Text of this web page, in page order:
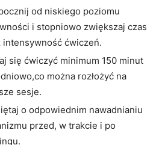
od niskiego poziomu
i stopniowo zwiększaj czas
intensywność ćwiczeń.
się ćwiczyć minimum 150 minut
można rozłożyć na
sesje.
o odpowiednim nawadnianiu
przed, w trakcie i po